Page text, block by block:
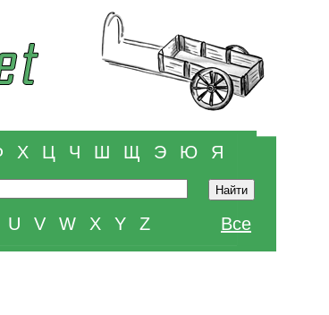
Х Ц Ч Ш Щ Э Ю Я
U V W X Y Z Все